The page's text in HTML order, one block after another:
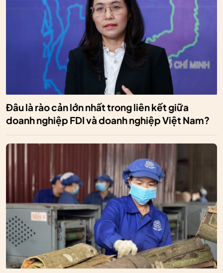
Đâu là rào cản lớn nhất trong liên kết giữa
doanh nghiệp FDI và doanh nghiệp Việt Nam?